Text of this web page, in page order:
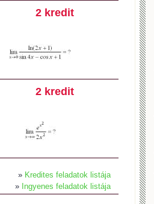
2 kredit
2 kredit
» Kredites feladatok listája
» Ingyenes feladatok listája